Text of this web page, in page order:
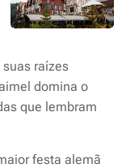
raízes
domina o
que lembram
festa alemã